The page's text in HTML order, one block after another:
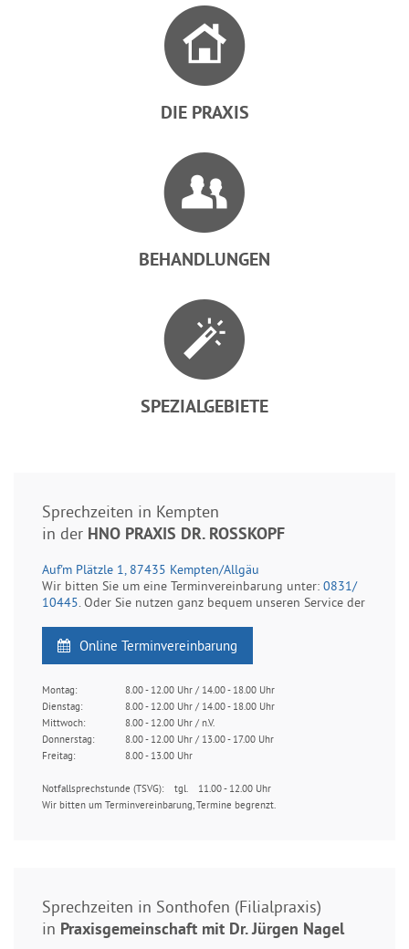
DIE PRAXIS
BEHANDLUNGEN
SPEZIALGEBIETE
Sprechzeiten in Kempten
in der HNO PRAXIS DR. ROSSKOPF
Auf'm Plätzle 1, 87435 Kempten/Allgäu
Wir bitten Sie um eine Terminvereinbarung unter: 0831/
10445. Oder Sie nutzen ganz bequem unseren Service der
Online Terminvereinbarung
Montag:
8.00 - 12.00 Uhr / 14.00 - 18.00 Uhr
Dienstag:
8.00 - 12.00 Uhr / 14.00 - 18.00 Uhr
Mittwoch:
8.00 - 12.00 Uhr / n.V.
Donnerstag:
8.00 - 12.00 Uhr / 13.00 - 17.00 Uhr
Freitag:
8.00 - 13.00 Uhr
Notfallsprechstunde (TSVG): tgl. 11.00 - 12.00 Uhr
Wir bitten um Terminvereinbarung, Termine begrenzt.
Sprechzeiten in Sonthofen (Filialpraxis)
in Praxisgemeinschaft mit Dr. Jürgen Nagel